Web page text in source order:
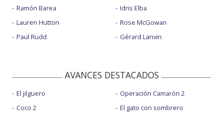
Ramón Barea
Lauren Hutton
Paul Rudd
Idris Elba
Rose McGowan
Gérard Lanvin
AVANCES DESTACADOS
El jilguero
Coco 2
Operación Camarón 2
El gato con sombrero